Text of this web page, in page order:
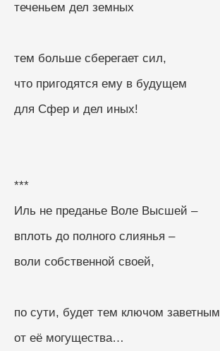
теченьем дел земных
тем больше сберегает сил,
что пригодятся ему в будущем
для Сфер и дел иных!
***
Иль не преданье Воле Высшей –
вплоть до полного слиянья –
воли собственной своей,
по сути, будет тем ключом заветным
от её могущества…